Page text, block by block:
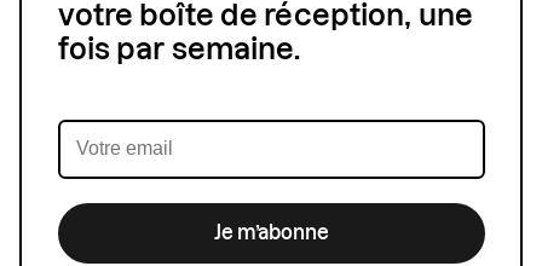
votre boîte de réception, une
fois par semaine.
Je m’abonne